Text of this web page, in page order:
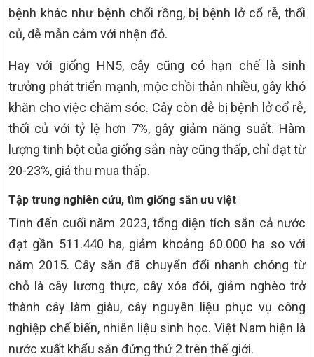
bệnh khác như bệnh chổi rồng, bị bệnh lở cổ rễ, thối
củ, dễ mẫn cảm với nhện đỏ.
Hay với giống HN5, cây cũng có hạn chế là sinh
trưởng phát triển mạnh, mộc chồi thân nhiều, gây khó
khăn cho việc chăm sóc. Cây còn dễ bị bệnh lở cổ rễ,
thối củ với tỷ lệ hơn 7%, gây giảm năng suất. Hàm
lượng tinh bột của giống sắn này cũng thấp, chỉ đạt từ
20-23%, giá thu mua thấp.
Tập trung nghiên cứu, tìm giống sắn ưu việt
Tính đến cuối năm 2023, tổng diện tích sắn cả nước
đạt gần 511.440 ha, giảm khoảng 60.000 ha so với
năm 2015. Cây sắn đã chuyển đổi nhanh chóng từ
chỗ là cây lương thực, cây xóa đói, giảm nghèo trở
thành cây làm giàu, cây nguyên liệu phục vụ công
nghiệp chế biến, nhiên liệu sinh học. Việt Nam hiện là
nước xuất khẩu sắn đứng thứ 2 trên thế giới.